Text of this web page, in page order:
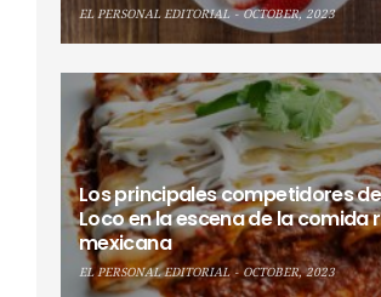
EL PERSONAL EDITORIAL OCTOBER, 2023
Los principales competidores de
Loco en la escena de la comida
mexicana
EL PERSONAL EDITORIAL OCTOBER, 2023